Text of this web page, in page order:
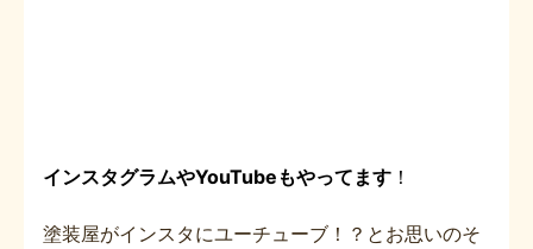
インスタグラムやYouTubeもやってます ！
塗装屋がインスタにユーチューブ！？とお思いのそ